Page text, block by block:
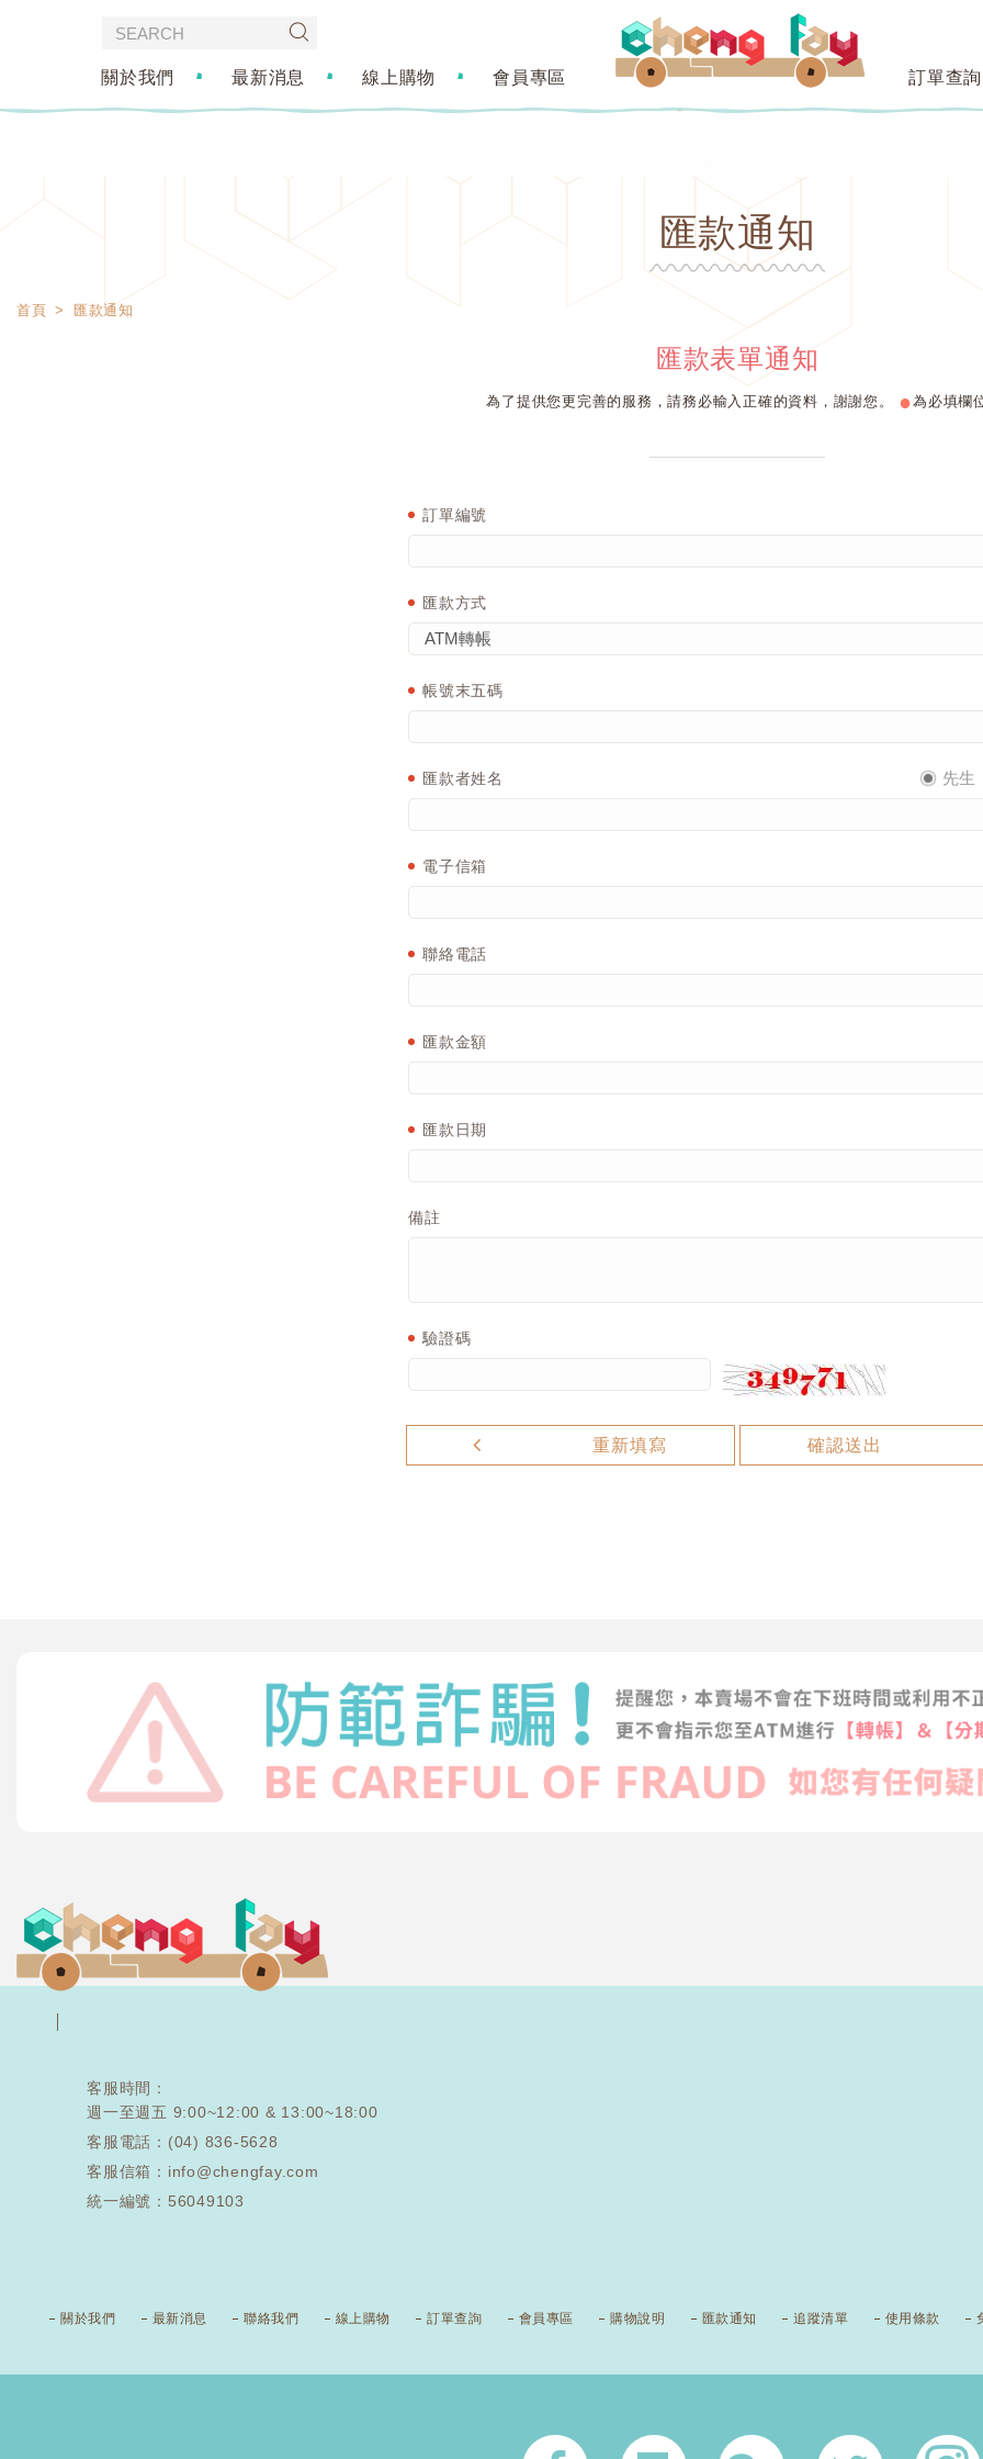
關於我們 最新消息 線上購物 會員專區 訂單查詢
匯款通知
首頁 匯款通知
匯款表單通知
為了提供您更完善的服務，請務必輸入正確的資料，謝謝您。 ●為必填欄
訂單編號
匯款方式
帳號末五碼
匯款者姓名 先生
電子信箱
聯絡電話
匯款金額
匯款日期
備註
驗證碼
重新填寫 確認送出
客服時間：
週一至週五 9:00~12:00 & 13:00~18:00
客服電話： (04) 836-5628
客服信箱：info@chengfay.com
統一編號：56049103
關於我們 最新消息 聯絡我們 線上購物 訂單查詢 會員專區 購物說明 匯款通知 追蹤清單 使用條款